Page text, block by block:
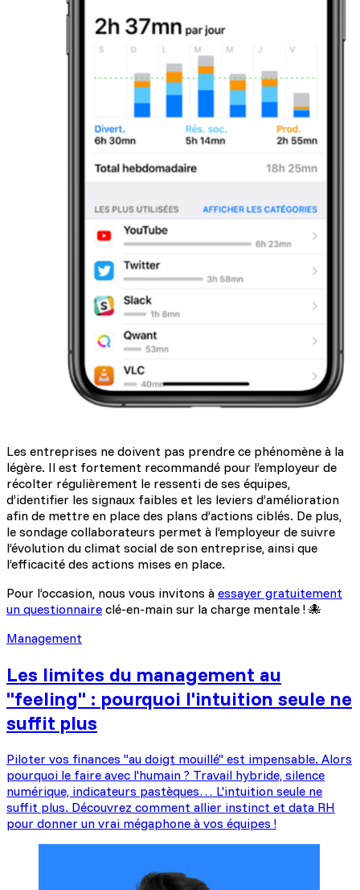
Les entreprises ne doivent pas prendre ce phénomène à la
légère. Il est fortement recommandé pour l’employeur de
récolter régulièrement le ressenti de ses équipes,
d’identifier les signaux faibles et les leviers d’amélioration
afin de mettre en place des plans d’actions ciblés. De plus,
le sondage collaborateurs permet à l’employeur de suivre
l’évolution du climat social de son entreprise, ainsi que
l’efficacité des actions mises en place.
Pour l’occasion, nous vous invitons à essayer gratuitement
un questionnaire clé-en-main sur la charge mentale ! 🐙
Management
Les limites du management au
"feeling" : pourquoi l'intuition seule ne
suffit plus
Piloter vos finances "au doigt mouillé" est impensable. Alors
pourquoi le faire avec l'humain ? Travail hybride, silence
numérique, indicateurs pastèques… L'intuition seule ne
suffit plus. Découvrez comment allier instinct et data RH
pour donner un vrai mégaphone à vos équipes !